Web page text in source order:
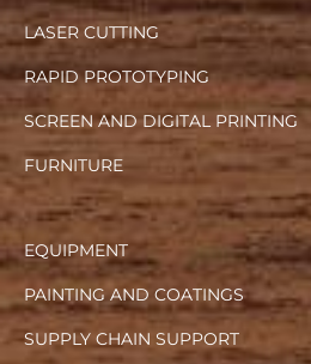
LASER CUTTING
RAPID PROTOTYPING
SCREEN AND DIGITAL PRINTING
FURNITURE
EQUIPMENT
PAINTING AND COATINGS
SUPPLY CHAIN SUPPORT